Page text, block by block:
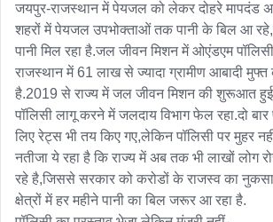
जयपुर-राजस्थान में पेयजल को लेकर दोहरे मापदंड
शहरों में पेयजल उपभोक्ताओं तक पानी के बिल आ
पानी मिल रहा है.जल जीवन मिशन में ओएंडएम
राजस्थान में 61 लाख से ज्यादा ग्रामीण आबादी मुफ्त
है.2019 से राज्य में जल जीवन मिशन की शुरूआत
पॉलिसी लागू करने में जलदाय विभाग फेल रहा.दो
लिए रेट्स भी तय किए गए,लेकिन पॉलिसी पर मुहर
नतीजा ये रहा है कि राज्य में अब तक भी लाखों लोग
रहे है,जिससे सरकार को करोडों के राजस्व का
क्षेत्रों में हर महीने पानी का बिल जरूर आ रहा है.